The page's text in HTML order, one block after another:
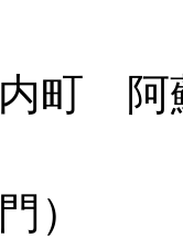
町 阿
）